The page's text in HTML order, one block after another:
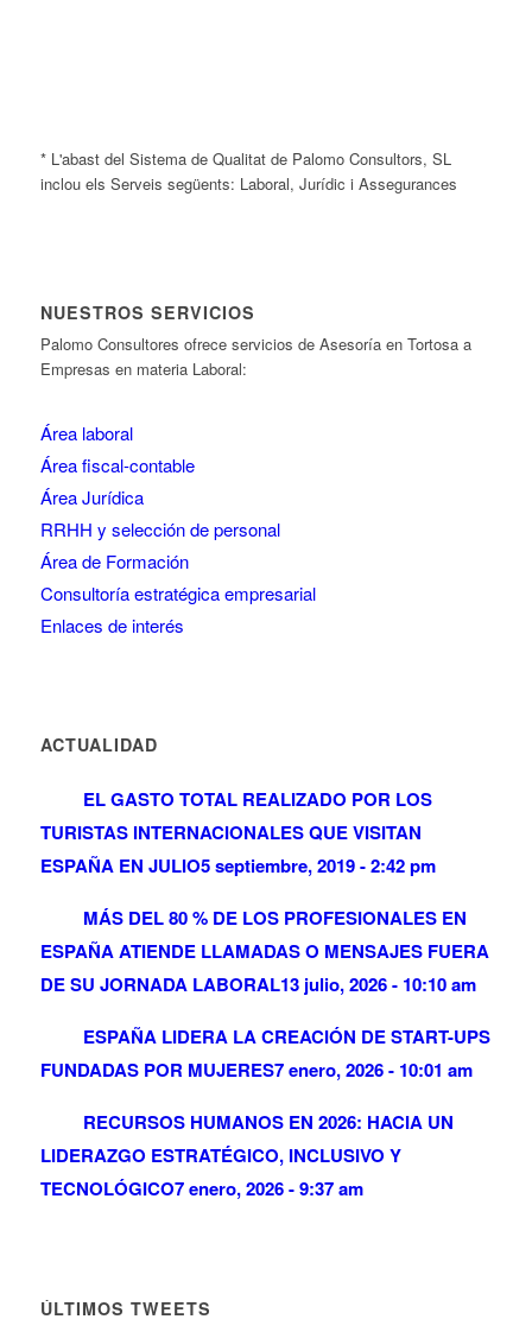
* L'abast del Sistema de Qualitat de Palomo Consultors, SL
inclou els Serveis següents: Laboral, Jurídic i Assegurances
NUESTROS SERVICIOS
Palomo Consultores ofrece servicios de Asesoría en Tortosa a
Empresas en materia Laboral:
Área laboral
Área fiscal-contable
Área Jurídica
RRHH y selección de personal
Área de Formación
Consultoría estratégica empresarial
Enlaces de interés
ACTUALIDAD
EL GASTO TOTAL REALIZADO POR LOS
TURISTAS INTERNACIONALES QUE VISITAN
ESPAÑA EN JULIO5 septiembre, 2019 - 2:42 pm
MÁS DEL 80 % DE LOS PROFESIONALES EN
ESPAÑA ATIENDE LLAMADAS O MENSAJES FUERA
DE SU JORNADA LABORAL13 julio, 2026 - 10:10 am
ESPAÑA LIDERA LA CREACIÓN DE START-UPS
FUNDADAS POR MUJERES7 enero, 2026 - 10:01 am
RECURSOS HUMANOS EN 2026: HACIA UN
LIDERAZGO ESTRATÉGICO, INCLUSIVO Y
TECNOLÓGICO7 enero, 2026 - 9:37 am
ÚLTIMOS TWEETS